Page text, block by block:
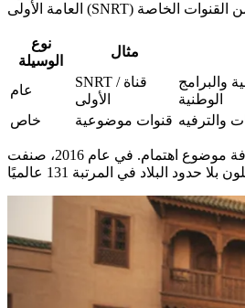
نوع
الوسيلة
مثال
عام
SNRT / قناة
الأولى
والبرامج
الوطنية
خاص
قنوات موضوعية والترفيه
حرية الصحافة موضوع اهتمام. في عام 2016، صنفت